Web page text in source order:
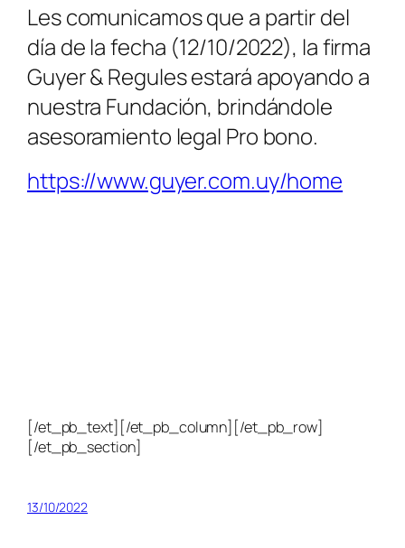
Les comunicamos que a partir del
día de la fecha (12/10/2022), la firma
Guyer & Regules estará apoyando a
nuestra Fundación, brindándole
asesoramiento legal Pro bono.
https://www.guyer.com.uy/home
[/et_pb_text][/et_pb_column][/et_pb_row]
[/et_pb_section]
13/10/2022